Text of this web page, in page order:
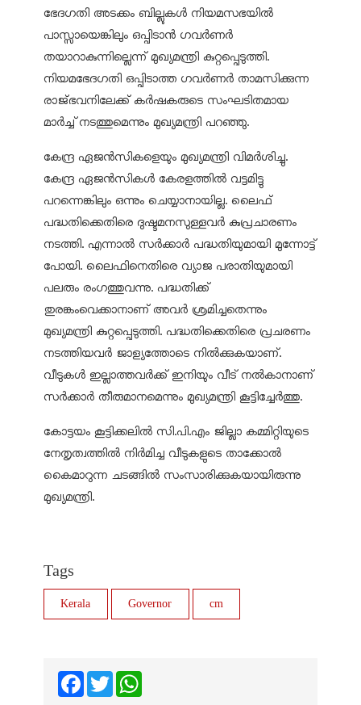
ഭേദഗതി അടക്കം ബില്ലുകള്‍ നിയമസഭയില്‍
പാസ്സായെങ്കിലും ഒപ്പിടാന്‍ ഗവര്‍ണര്‍
തയാറാകുന്നില്ലെന്ന് മുഖ്യമന്ത്രി കുറ്റപ്പെടുത്തി.
നിയമഭേദഗതി ഒപ്പിടാത്ത ഗവര്‍ണര്‍ താമസിക്കുന്ന
രാജ്ഭവനിലേക്ക് കര്‍ഷകരുടെ സംഘടിതമായ
മാര്‍ച്ച് നടത്തുമെന്നും മുഖ്യമന്ത്രി പറഞ്ഞു.
കേന്ദ്ര ഏജന്‍സികളെയും മുഖ്യമന്ത്രി വിമര്‍ശിച്ചു.
കേന്ദ്ര ഏജന്‍സികള്‍ കേരളത്തില്‍ വട്ടമിട്ടു
പറന്നെങ്കിലും ഒന്നും ചെയ്യാനായില്ല. ലൈഫ്
പദ്ധതിക്കെതിരെ ദുഷ്ടമനസുള്ളവര്‍ കുപ്രചാരണം
നടത്തി. എന്നാല്‍ സര്‍ക്കാര്‍ പദ്ധതിയുമായി മുന്നോട്ട്
പോയി. ലൈഫിനെതിരെ വ്യാജ പരാതിയുമായി
പലരും രംഗത്തുവന്നു. പദ്ധതിക്ക്
തുരങ്കംവെക്കാനാണ് അവര്‍ ശ്രമിച്ചതെന്നും
മുഖ്യമന്ത്രി കുറ്റപ്പെടുത്തി. പദ്ധതിക്കെതിരെ പ്രചരണം
നടത്തിയവര്‍ ജാള്യത്തോടെ നില്‍ക്കുകയാണ്.
വീടുകള്‍ ഇല്ലാത്തവര്‍ക്ക് ഇനിയും വീട് നല്‍കാനാണ്
സര്‍ക്കാര്‍ തീരുമാനമെന്നും മുഖ്യമന്ത്രി കൂട്ടിച്ചേര്‍ത്തു.
കോട്ടയം കൂട്ടിക്കലില്‍ സി.പി.എം ജില്ലാ കമ്മിറ്റിയുടെ
നേതൃത്വത്തില്‍ നിര്‍മിച്ച വീടുകളുടെ താക്കോല്‍
കൈമാറുന്ന ചടങ്ങില്‍ സംസാരിക്കുകയായിരുന്നു
മുഖ്യമന്ത്രി.
Tags
Kerala Governor cm
FacebookTwitter